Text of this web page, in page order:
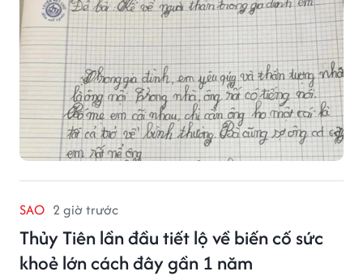
SAO 2 giờ trước
Thủy Tiên lần đầu tiết lộ về biến cố sức
khoẻ lớn cách đây gần 1 năm